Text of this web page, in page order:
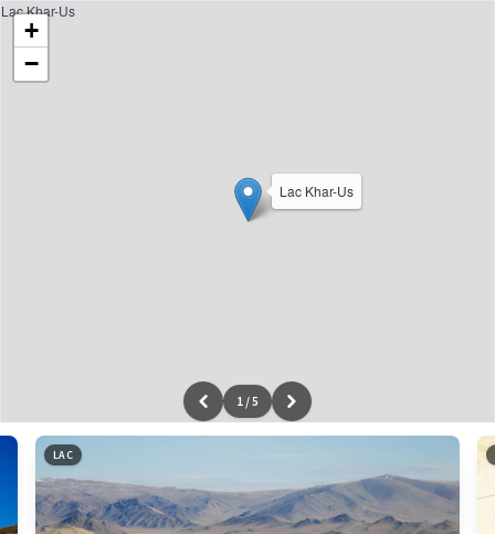
Lac Khar-Us
+
−
Leaflet|données ©OpenStreetMap/ODbL - renduOSM France
Lac Khar-Us
1 /5
LAC